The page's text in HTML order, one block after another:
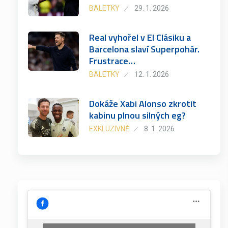
BALETKY 29. 1. 2026
Real vyhořel v El Clásiku a
Barcelona slaví Superpohár.
Frustrace…
BALETKY 12. 1. 2026
Dokáže Xabi Alonso zkrotit
kabinu plnou silných eg?
EXKLUZIVNĚ 8. 1. 2026